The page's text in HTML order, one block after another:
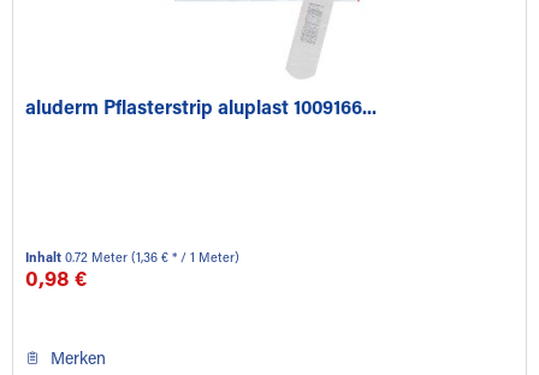
aluderm Pflasterstrip aluplast 1009166...
Inhalt0.72 Meter(1,36 € * / 1 Meter)
0,98 €
Merken